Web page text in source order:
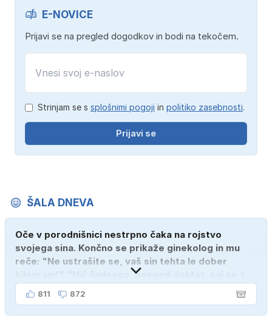
E-NOVICE
Prijavi se na pregled dogodkov in bodi na tekočem.
Strinjam se s splošnimi pogoji in politiko zasebnosti.
Prijavi se
ŠALA DNEVA
Oče v porodnišnici nestrpno čaka na rojstvo
svojega sina. Končno se prikaže ginekolog in mu
reče: "Ne ustrašite se, vaš sin tehta le dober
kilogram!" "Nič čudnega, gospod doktor, saj se z
ženo poznava šele tri mesece."
811 872